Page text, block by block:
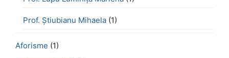
Prof. Știubianu Mihaela (1)
Aforisme (1)